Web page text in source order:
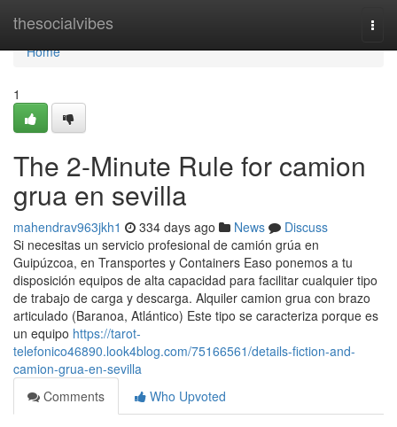
thesocialvibes
Home
Home
1
The 2-Minute Rule for camion
grua en sevilla
mahendrav963jkh1 334 days ago News
Discuss
Si necesitas un servicio profesional de camión grúa en
Guipúzcoa, en Transportes y Containers Easo ponemos a tu
disposición equipos de alta capacidad para facilitar cualquier tipo
de trabajo de carga y descarga. Alquiler camion grua con brazo
articulado (Baranoa, Atlántico) Este tipo se caracteriza porque es
un equipo https://tarot-
telefonico46890.look4blog.com/75166561/details-fiction-and-
camion-grua-en-sevilla
Comments
Who Upvoted